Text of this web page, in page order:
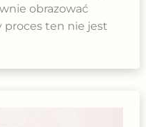
obrazować
proces ten nie jest